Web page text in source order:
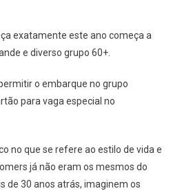
exatamente este ano começa a
e diverso grupo 60+.
o embarque no grupo
para vaga especial no
no que se refere ao estilo de vida e
já não eram os mesmos do
de 30 anos atrás, imaginem os